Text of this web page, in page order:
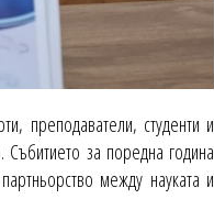
преподаватели, студенти и
Събитието за поредна година
между науката и